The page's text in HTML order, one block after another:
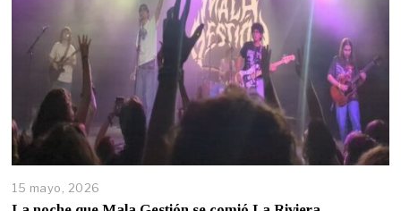
15 mayo, 2026